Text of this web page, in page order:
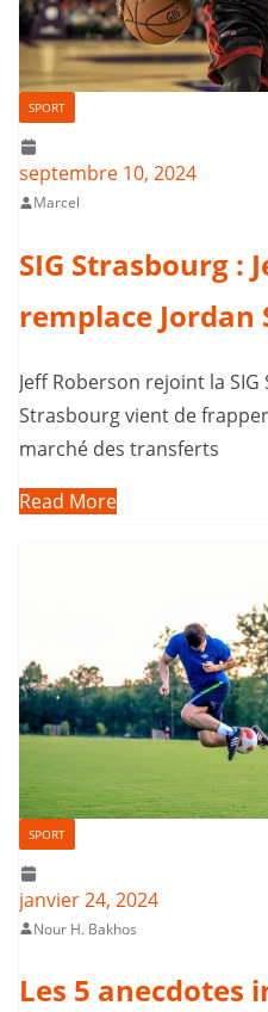
SPORT
septembre 10, 2024
Marcel
SIG Strasbourg :
remplace Jordan
Jeff Roberson rejoint la SIG
Strasbourg vient de
marché des transferts
Read More
SPORT
janvier 24, 2024
Nour H. Bakhos
Les 5 anecdotes